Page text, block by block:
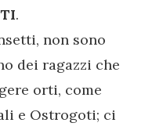
.
non sono
dei ragazzi che
orti, come
e Ostrogoti; ci